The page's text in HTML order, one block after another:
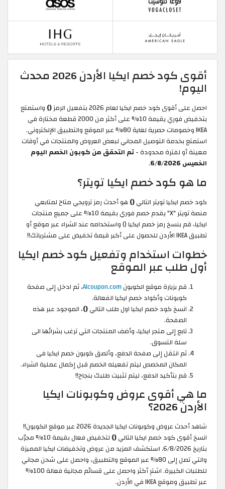
أقوى كود خصم ايكيا الأردن 2026 محدث
اليوم!
احصل على أقوى كود خصم ايكيا لعام 2026 بتفعيل الرمز () واستمتع
بتخفيض فوري يقيمة 10% على أكثر من 2000 قطعة مختارة في
IKEA وخصومات حصرية لغاية 80% عبر الموقع والتطبيق الإلكتروني.
استمتع بخدمة التوصيل المجاني لبعض العروض والمنتجات في أوقات
معينة أو لفترة محدودة -تم التحقق من كوبون الخصم اليوم
الخميس 6/8/2026
.
ما هو كود خصم ايكيا تويتر؟
كود خصم ايكيا تويتر التالي()هو أحدث رمز ترويجي متاح لمتابعي
منصة تويتر "X" يقدم خصم فوري بقيمة 10% على جميع منتجات
ايكيا، قم بنسخ رمز خصم ايكيا () واستخدامه عند الشراء عبر موقع أو
تطبيق IKEA الأردن للحصول على أكبر قيمة تخفيض على مشترياتك!!
خطوات استخدام وتفعيل كود خصم ايكيا
أول طلب عبر الموقع
قم بزيارة موقع الكوبون Alcoupon.com، ثم ادخل إلى صفحة
كوبونات وأكواد خصم ايكيا الفعالة.
انسخ كود خصم ايكيا اول طلب التالي()، الموجود عبر هذه
الصفحة.
تابع إلى متجر ايكيا، وأضف المنتجات التي ترغب بشرائها الى
سلة التسوق.
ثم انتقل إلى صفحة الدفع، وألصق كوبون خصم ايكيا فى
المكان المخصص ليتم تفعيله الخصم قبل إكمال عملية الشراء.
قم بتأكيد الدفع، ليتم تثبيت طلبك بنجاح!!
ما هي أقوى عروض وكوبونات ايكيا
الأردن 2026؟
شاهد أحدث عروض وكوبونات ايكيا الجديدة 2026 عبر موقع الكوبون!!
انسخ أقوى كود خصم ايكيا التالي()
لتخفيض فعال بقيمة 10% مجرّب
بتاريخ 6/8/2026. استكشف المزيد من عروض وتخفيضات ايكيا المميزة
والتي تصل إلى 80% عبر الموقع والتطبيق، واحصل على شحن مجاني
للطلبات الكبيرة. اشترِ أكثر واحصل على قسائم مجانية فعالة 100%
عبر تطبيق وموقع IKEA في الأردن.